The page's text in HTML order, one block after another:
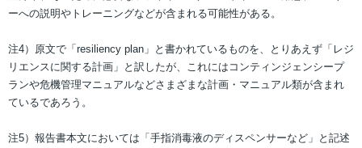
ーへの説明やトレーニングなどが含まれる可能性がある。
注4）原文で「resiliency plan」と書かれているものを、とりあえず「レジ
リエンスに関する計画」と訳したが、これにはコンティンジェンシープ
ランや危機管理マニュアルなどさまざまな計画・マニュアル類が含まれ
ているであろう。
注5）報告書本文においては「手指消毒液のディスペンサーなど」と記述